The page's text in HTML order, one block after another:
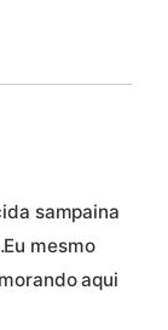
sampaina
mesmo
aqui